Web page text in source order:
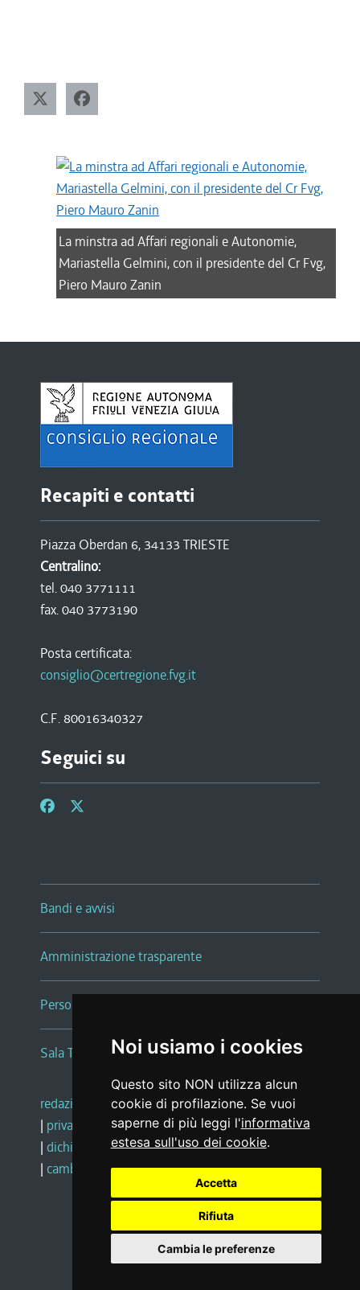
Noi usiamo i cookies
Questo sito NON utilizza alcun
cookie di profilazione. Se vuoi
saperne di più leggi l'informativa
estesa sull'uso dei cookie.
Accetta
Rifiuta
Cambia le preferenze
La minstra ad Affari regionali e Autonomie,
Mariastella Gelmini, con il presidente del Cr Fvg,
Piero Mauro Zanin
Recapiti e contatti
Piazza Oberdan 6, 34133 TRIESTE
Centralino:
tel. 040 3771111
fax. 040 3773190
Posta certificata:
consiglio@certregione.fvg.it
C.F. 80016340327
Seguici su
Bandi e avvisi
Amministrazione trasparente
Persone e Uffici
Sala Tiziano Tessitori
redazione web |note legali |glossario
| privacy
social media policy
| dichiarazione di accessibilità |feedback
| cambio preferenze cookie
Realizzato da